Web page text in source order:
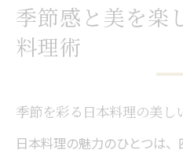
季節感と美を楽
料理術
季節を彩る日本料理の美し
日本料理の魅力のひとつは